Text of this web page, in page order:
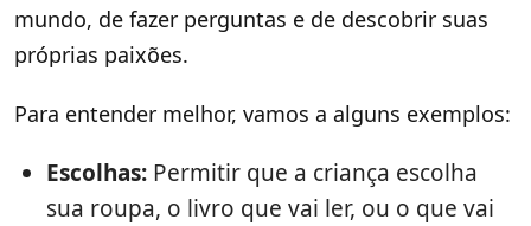
mundo, de fazer perguntas e de descobrir suas
próprias paixões.
Para entender melhor, vamos a alguns exemplos:
Escolhas: Permitir que a criança escolha
sua roupa, o livro que vai ler, ou o que vai